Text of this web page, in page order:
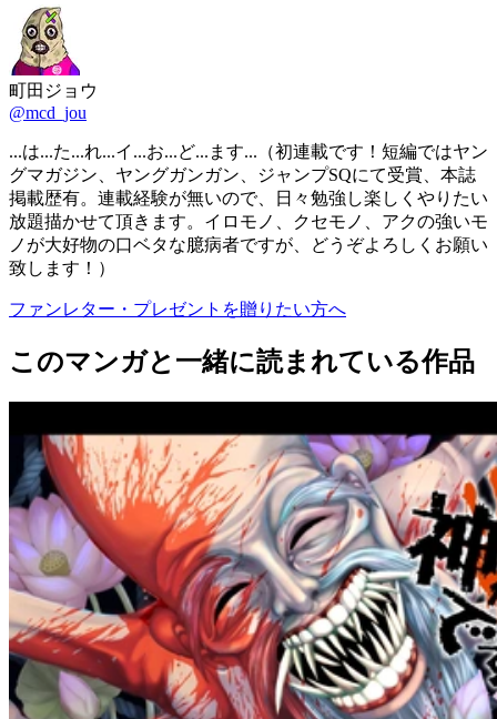
町田ジョウ
@mcd_jou
...は...た...れ...イ...お...ど...ます...（初連載です！短編ではヤン
グマガジン、ヤングガンガン、ジャンプSQにて受賞、本誌
掲載歴有。連載経験が無いので、日々勉強し楽しくやりたい
放題描かせて頂きます。イロモノ、クセモノ、アクの強いモ
ノが大好物の口ベタな臆病者ですが、どうぞよろしくお願い
致します！）
ファンレター・プレゼントを贈りたい方へ
このマンガと一緒に読まれている作品